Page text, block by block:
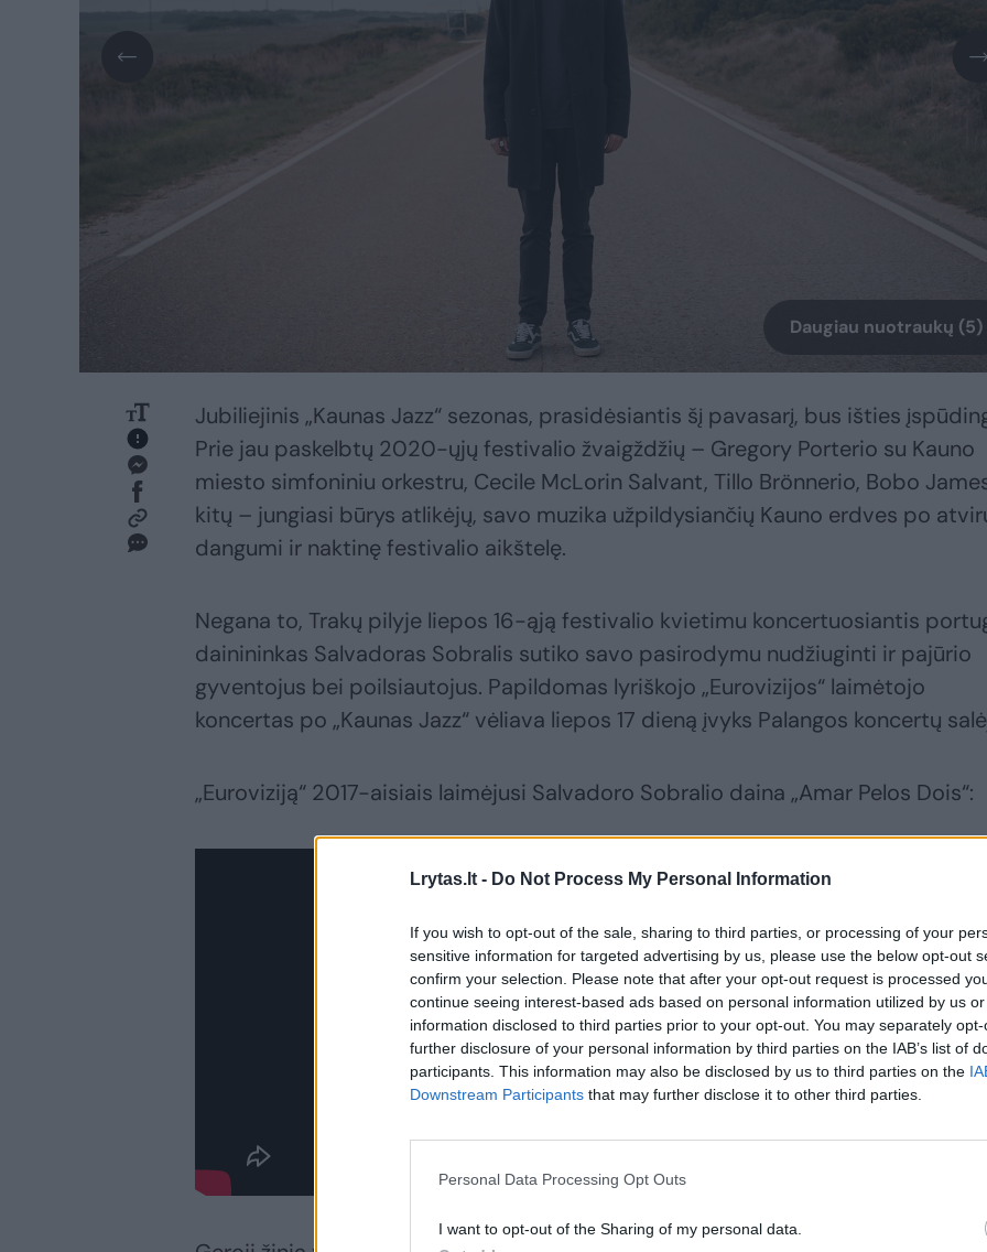
Lrytas.lt - Do Not Process My Personal Information
If you wish to opt-out of the sale, sharing to third parties, or processing of your
sensitive information for targeted advertising by us, please use the below opt-out
confirm your selection. Please note that after your opt-out request is processed
continue seeing interest-based ads based on personal information utilized by us
information disclosed to third parties prior to your opt-out. You may separately
further disclosure of your personal information by third parties on the IAB’s list of
participants. This information may also be disclosed by us to third parties on the
Downstream Participants that may further disclose it to other third parties.
Personal Data Processing Opt Outs
I want to opt-out of the Sharing of my personal data.
Daugiau nuotraukų (5)
Jubiliejinis „Kaunas Jazz“ sezonas, prasidėsiantis šį pavasarį, bus išties
Prie jau paskelbtų 2020-ųjų festivalio žvaigždžių – Gregory Porterio su Kauno
miesto simfoniniu orkestru, Cecile McLorin Salvant, Tillo Brönnerio, Bobo
kitų – jungiasi būrys atlikėjų, savo muzika užpildysiančių Kauno erdves po
dangumi ir naktinę festivalio aikštelę.
Negana to, Trakų pilyje liepos 16-ąją festivalio kvietimu koncertuosiantis
dainininkas Salvadoras Sobralis sutiko savo pasirodymu nudžiuginti ir pajūrio
gyventojus bei poilsiautojus. Papildomas lyriškojo „Eurovizijos“ laimėtojo
koncertas po „Kaunas Jazz“ vėliava liepos 17 dieną įvyks Palangos koncertų
„Euroviziją“ 2017-aisiais laimėjusi Salvadoro Sobralio daina „Amar Pelos Dois“: